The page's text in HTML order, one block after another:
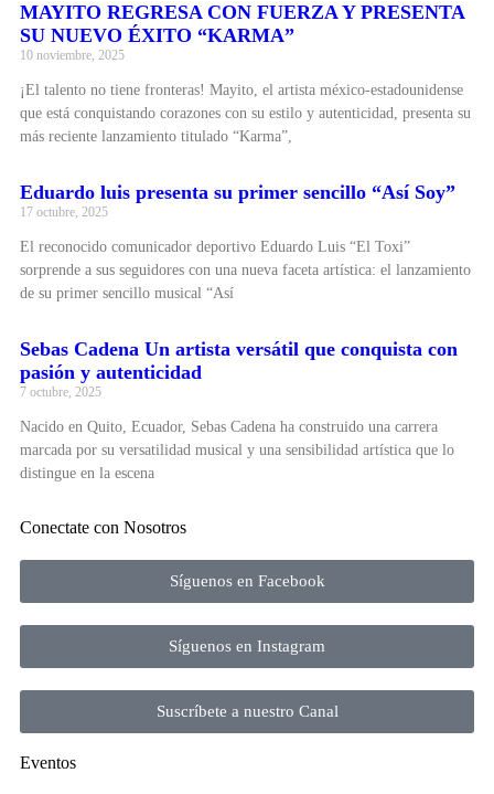
MAYITO REGRESA CON FUERZA Y PRESENTA
SU NUEVO ÉXITO “KARMA”
10 noviembre, 2025
¡El talento no tiene fronteras! Mayito, el artista méxico-estadounidense
que está conquistando corazones con su estilo y autenticidad, presenta su
más reciente lanzamiento titulado “Karma”,
Eduardo luis presenta su primer sencillo “Así Soy”
17 octubre, 2025
El reconocido comunicador deportivo Eduardo Luis “El Toxi”
sorprende a sus seguidores con una nueva faceta artística: el lanzamiento
de su primer sencillo musical “Así
Sebas Cadena Un artista versátil que conquista con
pasión y autenticidad
7 octubre, 2025
Nacido en Quito, Ecuador, Sebas Cadena ha construido una carrera
marcada por su versatilidad musical y una sensibilidad artística que lo
distingue en la escena
Conectate con Nosotros
Síguenos en Facebook
Síguenos en Instagram
Suscríbete a nuestro Canal
Eventos